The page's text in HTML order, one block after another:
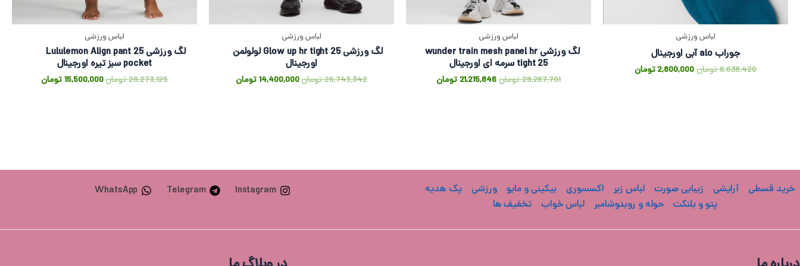
لباس ورزشی
جوراب alo آبی اورجینال
6,638,420تومان2,800,000 تومان
لباس ورزشی
لگ ورزشی wunder train mesh panel hr
tight 25 سرمه ای اورجینال
28,287,791تومان21,215,846 تومان
لباس ورزشی
لگ ورزشی Glow up hr tight 25 لولولمن
اورجینال
26,743,342تومان14,400,000تومان
لباس ورزشی
لگ ورزشی Lululemon Align pant 25
pocket سبز تیره اورجینال
28,273,125تومان15,500,000تومان
خرید قسطی آرایشی زیبایی صورت لباس زیر اکسسوری بیکینی و مایو ورزشی
پک هدیه
پتو و بلنکت
حوله و روبدوشامبر لباس خواب تخفیف ها
Instagram
Telegram
WhatsApp